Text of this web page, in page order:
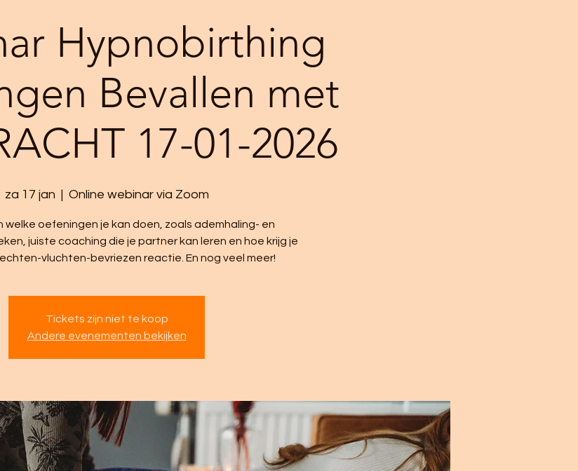
Hypnobirthing
Bevallen met
17-01-2026
za 17 jan
  |
Online webinar via Zoom
welke oefeningen je kan doen, zoals ademhaling- en
juiste coaching die je partner kan leren en hoe krijg je
vluchten-bevriezen reactie. En nog veel meer!
Tickets zijn niet te koop
Andere evenementen bekijken